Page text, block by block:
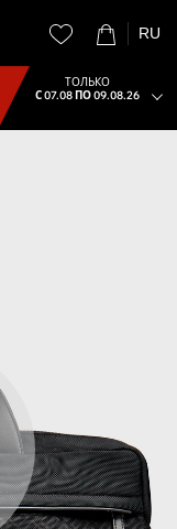
RU
ТОЛЬКО
С 07.08 ПО 09.08.26